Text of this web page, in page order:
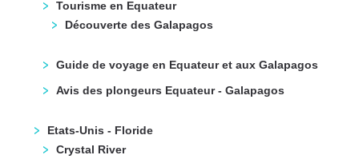
Tourisme en Equateur
Découverte des Galapagos
Guide de voyage en Equateur et aux Galapagos
Avis des plongeurs Equateur - Galapagos
Etats-Unis - Floride
Crystal River